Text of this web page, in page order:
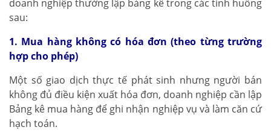
doanh nghiệp thường lập bảng kê trong các tình huống
sau:
1. Mua hàng không có hóa đơn (theo từng trường
hợp cho phép)
Một số giao dịch thực tế phát sinh nhưng người bán
không đủ điều kiện xuất hóa đơn, doanh nghiệp cần lập
Bảng kê mua hàng để ghi nhận nghiệp vụ và làm căn cứ
hạch toán.